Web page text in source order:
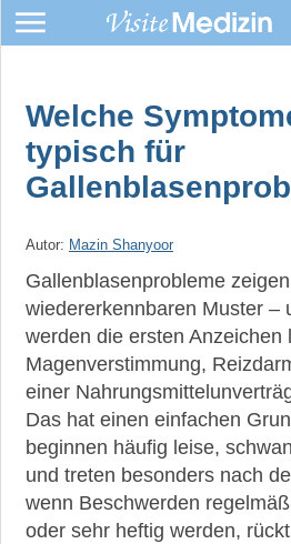
Welche
typisch für
Autor: Mazin Shanyoor
Gallenblasenprobleme
wiedererkennbaren Muster –
werden die ersten Anzeichen
Magenverstimmung,
einer
Das hat einen einfachen
beginnen häufig leise,
und treten besonders nach
wenn Beschwerden
oder sehr heftig werden,
Gallenkolik
&
Gallensteine
entzündung
►
News
►
Symptome